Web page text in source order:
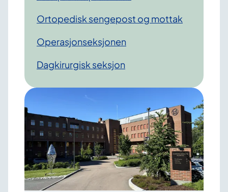
Ortopedisk sengepost og mottak
Operasjonseksjonen
Dagkirurgisk seksjon